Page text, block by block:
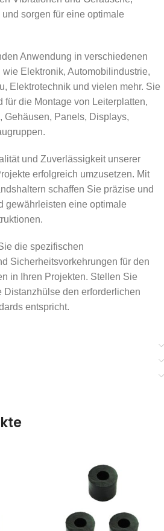
sorgen für eine optimale
Anwendung in verschiedenen
wie Elektronik, Automobilindustrie,
Elektrotechnik und vielen mehr. Sie
für die Montage von Leiterplatten,
Gehäusen, Panels, Displays,
und Zuverlässigkeit unserer
erfolgreich umzusetzen. Mit
schaffen Sie präzise und
gewährleisten eine optimale
die spezifischen
Sicherheitsvorkehrungen für den
in Ihren Projekten. Stellen Sie
Distanzhülse den erforderlichen
entspricht.